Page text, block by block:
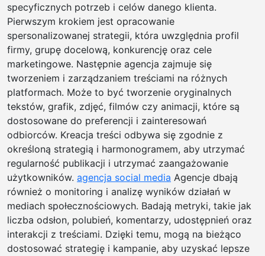
specyficznych potrzeb i celów danego klienta.
Pierwszym krokiem jest opracowanie
spersonalizowanej strategii, która uwzględnia profil
firmy, grupę docelową, konkurencję oraz cele
marketingowe. Następnie agencja zajmuje się
tworzeniem i zarządzaniem treściami na różnych
platformach. Może to być tworzenie oryginalnych
tekstów, grafik, zdjęć, filmów czy animacji, które są
dostosowane do preferencji i zainteresowań
odbiorców. Kreacja treści odbywa się zgodnie z
określoną strategią i harmonogramem, aby utrzymać
regularność publikacji i utrzymać zaangażowanie
użytkowników. agencja social media Agencje dbają
również o monitoring i analizę wyników działań w
mediach społecznościowych. Badają metryki, takie jak
liczba odsłon, polubień, komentarzy, udostępnień oraz
interakcji z treściami. Dzięki temu, mogą na bieżąco
dostosować strategię i kampanie, aby uzyskać lepsze